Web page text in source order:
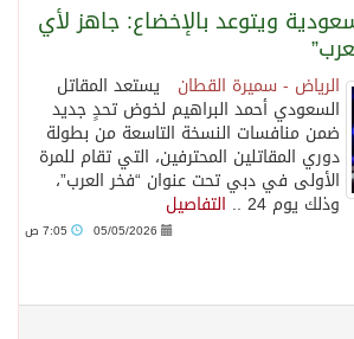
ويتوعد بالإخضاع: جاهز لأي
الرياض - سميرة القطان يستعد المقاتل
السعودي أحمد البراهيم لخوض تحدٍ جديد
ضمن منافسات النسخة التاسعة من بطولة
دوري المقاتلين المحترفين، التي تقام للمرة
الأولى في دبي تحت عنوان “فخر العرب”،
وذلك يوم 24 .. التفاصيل
05/05/2026